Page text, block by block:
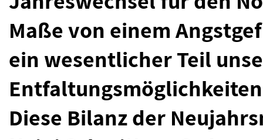
Maße von einem
ein wesentlicher Teil
Diese Bilanz der